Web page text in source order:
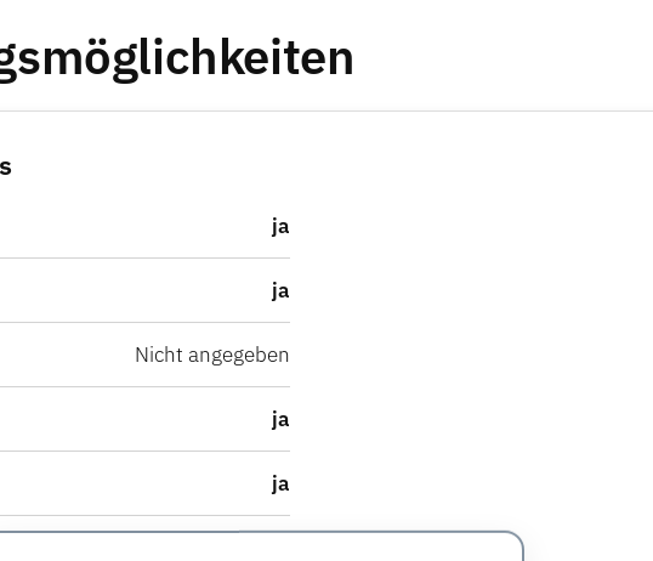
ja
ja
Nicht angegeben
ja
ja